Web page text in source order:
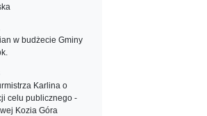
w budżecie Gminy
Karlina o
celu publicznego -
Kozia Góra